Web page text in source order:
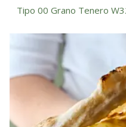
Tipo 00 Grano Tenero